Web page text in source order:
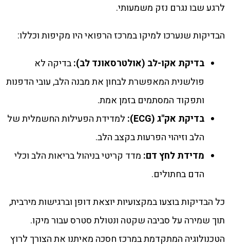
לרגע שבו נגרם נזק משמעותי.
הבדיקות שנערכו למיקו במרכז הרפואי היו מקיפות וכללו:
בדיקת אקו-לב (אולטרסאונד לב):בדיקה לא
פולשנית המאפשרת לבחון את מבנה הלב, עובי הדפנות
ותפקוד המסתמים בזמן אמת.
בדיקת אק"ג (ECG):
למדידת הפעילות החשמלית של
הלב וזיהוי הפרעות בקצב הלב.
מדידת לחץ דם: מדד קריטי בניהול בריאות הלב וכלי
הדם בחתולים.
כל הבדיקות בוצעו במקצועיות יוצאת דופן וברגישות מירבית,
תוך שמירה על סביבה שקטה ונטולת סטרס עבור מיקו.
הטכנולוגיה המתקדמת במרכז חסכה מאיתנו את הצורך לרוץ